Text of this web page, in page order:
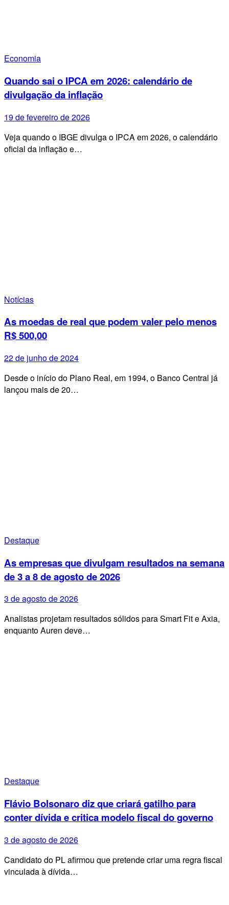
Economia
Quando sai o IPCA em 2026: calendário de
divulgação da inflação
19 de fevereiro de 2026
Veja quando o IBGE divulga o IPCA em 2026, o calendário
oficial da inflação e…
Notícias
As moedas de real que podem valer pelo menos
R$ 500,00
22 de junho de 2024
Desde o início do Plano Real, em 1994, o Banco Central já
lançou mais de 20…
Destaque
As empresas que divulgam resultados na semana
de 3 a 8 de agosto de 2026
3 de agosto de 2026
Analistas projetam resultados sólidos para Smart Fit e Axia,
enquanto Auren deve…
Destaque
Flávio Bolsonaro diz que criará gatilho para
conter dívida e critica modelo fiscal do governo
3 de agosto de 2026
Candidato do PL afirmou que pretende criar uma regra fiscal
vinculada à dívida…